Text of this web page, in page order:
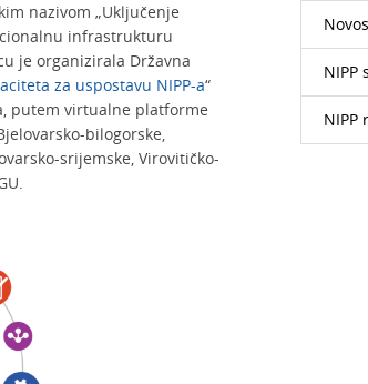
nazivom „Uključenje
infrastrukturu
je organizirala Državna
za uspostavu NIPP-a“
putem virtualne platforme
bilogorske,
srijemske, Virovitičko-
NIPP
NIPP